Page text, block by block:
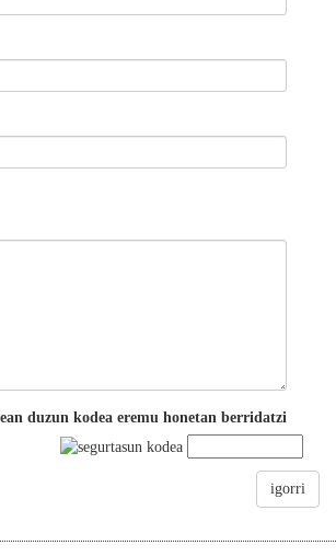
duzun kodea eremu honetan berridatzi
igorri